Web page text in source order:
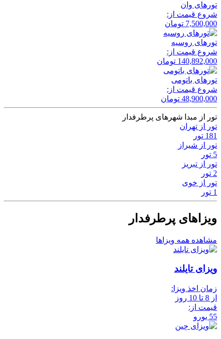
تور‌های وان
شروع قیمت از:
7,500,000 تومان
تور‌های روسیه
شروع قیمت از:
140,892,000 تومان
تور‌های باتومی
شروع قیمت از:
48,900,000 تومان
تور از مبدا شهرهای پرطرفدار
تور از تهران
181 تور
تور از شیراز
5 تور
تور از تبریز
2 تور
تور از خوی
1 تور
ویزاهای پرطرفدار
مشاهده همه ویزاها
ویزای تایلند
زمان اخذ ویزا:
از 8 تا 10 روز
قیمت از:
55 یورو